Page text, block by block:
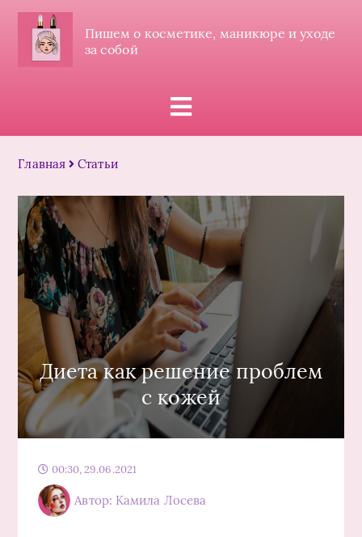
Пишем о косметике, маникюре и уходе
за собой
Главная Статьи
Диета как решение проблем
с кожей
00:30, 29.06.2021
Автор: Камила Лосева